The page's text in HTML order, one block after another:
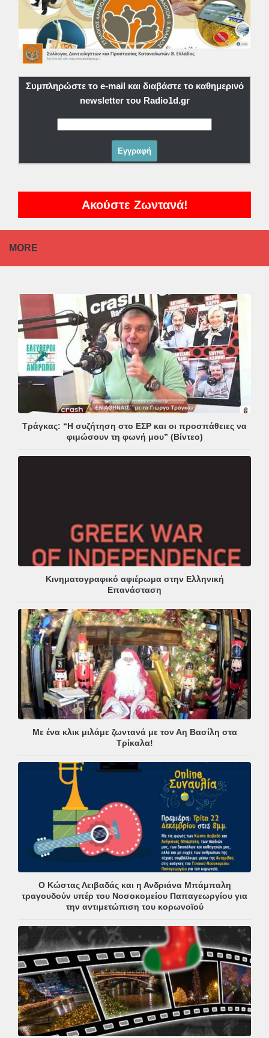
Συμπληρώστε το e-mail και διαβάστε το καθημερινό
newsletter του Radio1d.gr
Ακούστε Ζωντανά!
MORE
Τράγκας: “Η συζήτηση στο ΕΣΡ και οι προσπάθειες να
φιμώσουν τη φωνή μου” (Βίντεο)
Κινηματογραφικό αφιέρωμα στην Ελληνική
Επανάσταση
Με ένα κλικ μιλάμε ζωντανά με τον Αη Βασίλη στα
Τρίκαλα!
Ο Κώστας Λειβαδάς και η Ανδριάνα Μπάμπαλη
τραγουδούν υπέρ του Νοσοκομείου Παπαγεωργίου για
την αντιμετώπιση του κορωνοϊού